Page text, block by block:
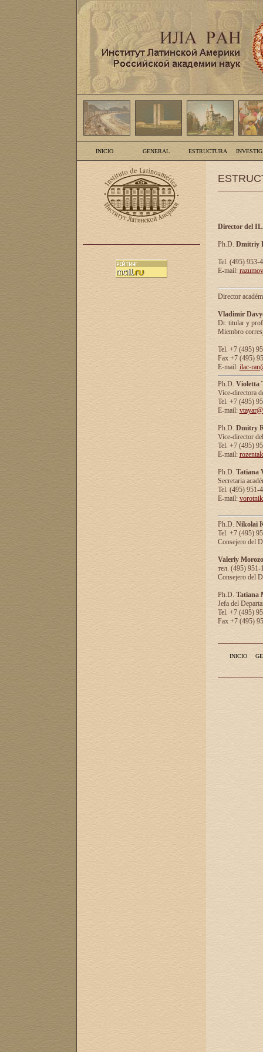
INICIO GENERAL ESTRUCTURA
Director del
Ph.D. Dmitriy
Tel. (495) 953-
E-mail:
Director
Vladimir
Dr. titular y
Miembro
Tel. +7 (495)
Fax +7 (495)
E-mail: ilac-
Ph.D. Violetta
Vice-directora
Tel. +7 (495)
E-mail:
Ph.D. Dmitry
Vice-director
Tel. +7 (495)
E-mail:
Ph.D. Tatiana
Secretaria
Tel. (495) 951-
E-mail:
Ph.D. Nikolai
Tel. +7 (495)
Consejero del
Valeriy
тел. (495) 951-
Consejero del
Ph.D. Tatiana
Jefa del
Tel. +7 (495)
Fax +7 (495)
INICIO